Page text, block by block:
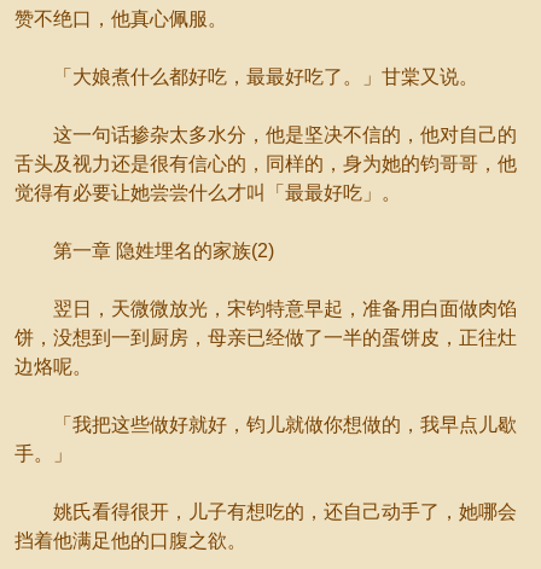
赞不绝口，他真心佩服。
「大娘煮什么都好吃，最最好吃了。」甘棠又说。
这一句话掺杂太多水分，他是坚决不信的，他对自己的
舌头及视力还是很有信心的，同样的，身为她的钧哥哥，他
觉得有必要让她尝尝什么才叫「最最好吃」。
第一章 隐姓埋名的家族(2)
翌日，天微微放光，宋钧特意早起，准备用白面做肉馅
饼，没想到一到厨房，母亲已经做了一半的蛋饼皮，正往灶
边烙呢。
「我把这些做好就好，钧儿就做你想做的，我早点儿歇
手。」
姚氏看得很开，儿子有想吃的，还自己动手了，她哪会
挡着他满足他的口腹之欲。